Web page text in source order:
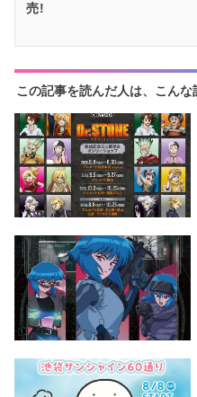
売!
この記事を読んだ人は、こんな